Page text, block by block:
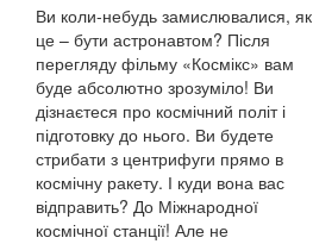
Ви коли-небудь замислювалися, як
це – бути астронавтом? Після
перегляду фільму «Космікс» вам
буде абсолютно зрозуміло! Ви
дізнаєтеся про космічний політ і
підготовку до нього. Ви будете
стрибати з центрифуги прямо в
космічну ракету. І куди вона вас
відправить? До Міжнародної
космічної станції! Але не